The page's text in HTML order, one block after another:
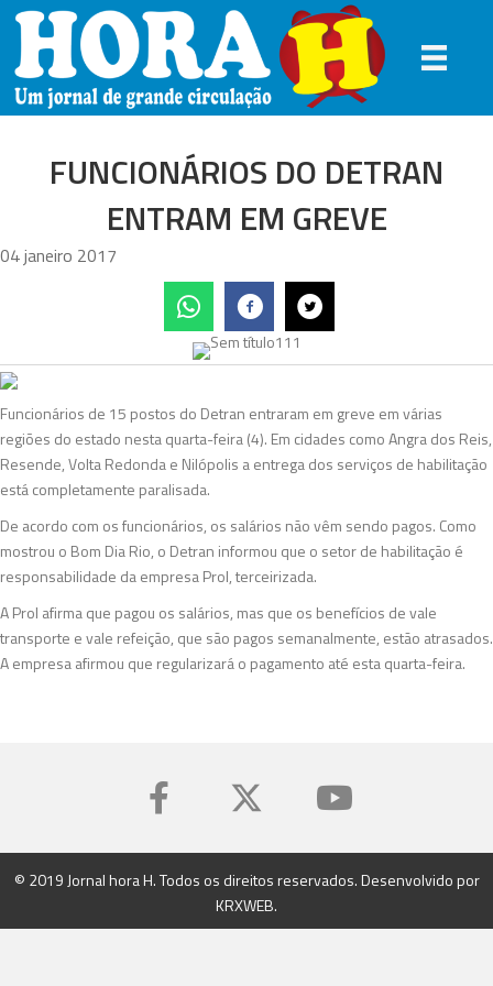
FUNCIONÁRIOS DO DETRAN
ENTRAM EM GREVE
04 janeiro 2017
Funcionários de 15 postos do Detran entraram em greve em várias
regiões do estado nesta quarta-feira (4). Em cidades como Angra dos Reis,
Resende, Volta Redonda e Nilópolis a entrega dos serviços de habilitação
está completamente paralisada.
De acordo com os funcionários, os salários não vêm sendo pagos. Como
mostrou o Bom Dia Rio, o Detran informou que o setor de habilitação é
responsabilidade da empresa Prol, terceirizada.
A Prol afirma que pagou os salários, mas que os benefícios de vale
transporte e vale refeição, que são pagos semanalmente, estão atrasados.
A empresa afirmou que regularizará o pagamento até esta quarta-feira.
© 2019 Jornal hora H. Todos os direitos reservados. Desenvolvido por
KRXWEB.